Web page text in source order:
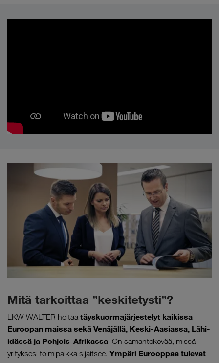
Mitä tarkoittaa ”keskitetysti”?
LKW WALTER hoitaa täyskuormajärjestelyt kaikissa
Euroopan maissa sekä Venäjällä, Keski-Aasiassa, Lähi-
idässä ja Pohjois-Afrikassa. On samantekevää, missä
yrityksesi toimipaikka sijaitsee. Ympäri Eurooppaa tulevat